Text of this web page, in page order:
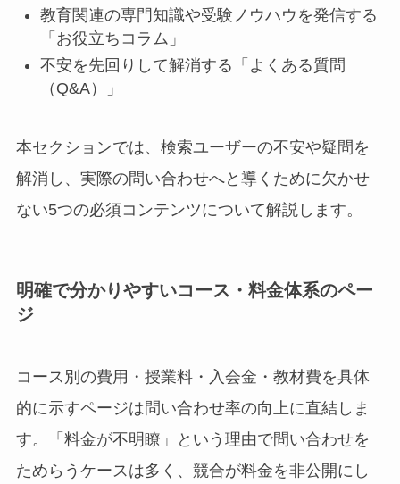
教育関連の専門知識や受験ノウハウを発信する
「お役立ちコラム」
不安を先回りして解消する「よくある質問
（Q&A）」
本セクションでは、検索ユーザーの不安や疑問を
解消し、実際の問い合わせへと導くために欠かせ
ない5つの必須コンテンツについて解説します。
明確で分かりやすいコース・料金体系のペー
ジ
コース別の費用・授業料・入会金・教材費を具体
的に示すページは問い合わせ率の向上に直結しま
す。「料金が不明瞭」という理由で問い合わせを
ためらうケースは多く、競合が料金を非公開にし